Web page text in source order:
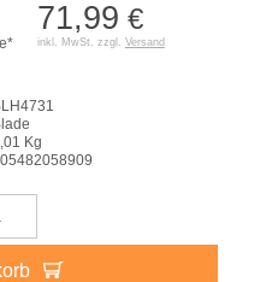
71,99 €
inkl. MwSt. zzgl. Versand
Kg